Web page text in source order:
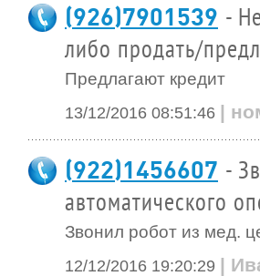
(926)7901539 -
либо продать/
Предлагают кредит
13/12/2016 08:51:46 |
(922)1456607 -
автоматического
Звонил робот из мед.
12/12/2016 19:20:29 |